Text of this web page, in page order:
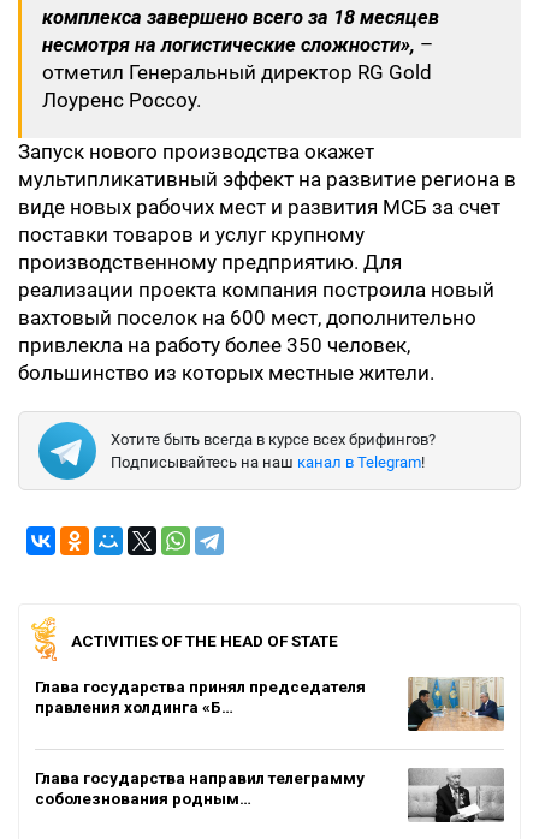
комплекса завершено всего за 18 месяцев
несмотря на логистические сложности», –
отметил Генеральный директор RG Gold
Лоуренс Россоу.
Запуск нового производства окажет
мультипликативный эффект на развитие региона в
виде новых рабочих мест и развития МСБ за счет
поставки товаров и услуг крупному
производственному предприятию. Для
реализации проекта компания построила новый
вахтовый поселок на 600 мест, дополнительно
привлекла на работу более 350 человек,
большинство из которых местные жители.
Хотите быть всегда в курсе всех брифингов?
Подписывайтесь на наш канал в Telegram!
ACTIVITIES OF THE HEAD OF STATE
Глава государства принял председателя
правления холдинга «Б…
Глава государства направил телеграмму
соболезнования родным…